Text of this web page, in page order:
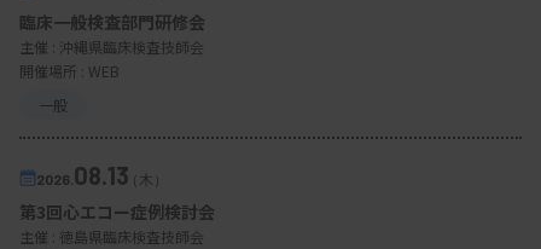
臨床一般検査部門研修会
主催 : 沖縄県臨床検査技師会
開催場所 : WEB
一般
2026. 08.13（木）
第3回心エコー症例検討会
主催 : 徳島県臨床検査技師会